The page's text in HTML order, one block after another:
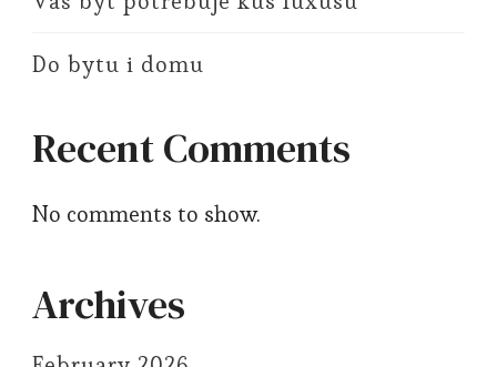
Do bytu i domu
Recent Comments
No comments to show.
Archives